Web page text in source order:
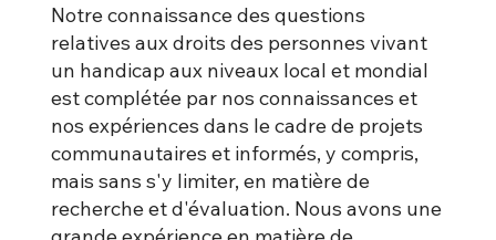
Notre connaissance des questions
relatives aux droits des personnes vivant
un handicap aux niveaux local et mondial
est complétée par nos connaissances et
nos expériences dans le cadre de projets
communautaires et informés, y compris,
mais sans s'y limiter, en matière de
recherche et d'évaluation. Nous avons une